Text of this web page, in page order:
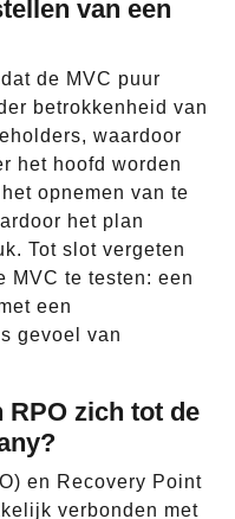
van een
de MVC puur
betrokkenheid van
waardoor
het hoofd worden
opnemen van te
het plan
Tot slot vergeten
MVC te testen: een
een
gevoel van
RPO zich tot de
en Recovery Point
verbonden met